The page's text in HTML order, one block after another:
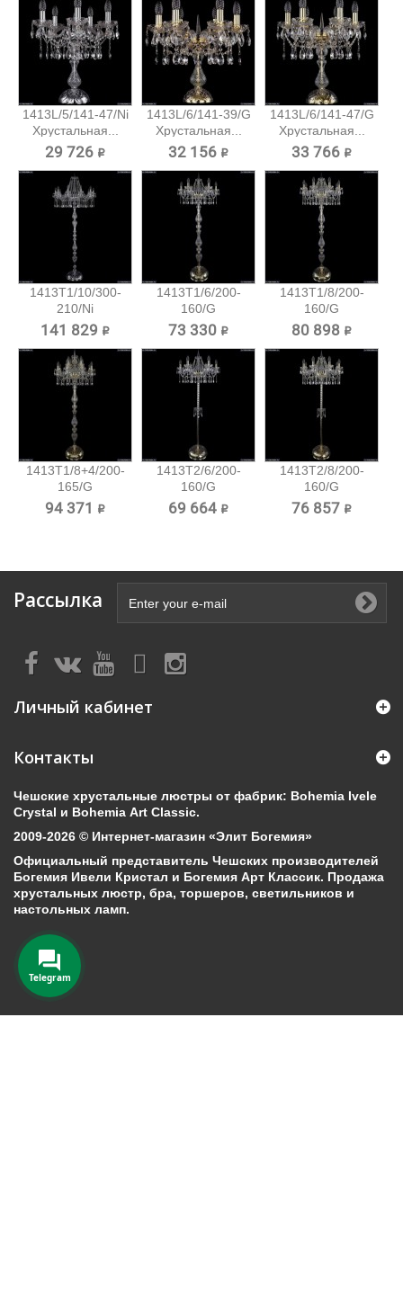
1413L/5/141-47/Ni
Хрустальная...
29 726 ₽
1413L/6/141-39/G
Хрустальная...
32 156 ₽
1413L/6/141-47/G
Хрустальная...
33 766 ₽
1413T1/10/300-
210/Ni
Хрустальный...
141 829 ₽
1413T1/6/200-
160/G
Хрустальный
73 330 ₽
1413T1/8/200-
160/G
Хрустальный
80 898 ₽
1413T1/8+4/200-
165/G
Хрустальный...
94 371 ₽
1413T2/6/200-
160/G
Хрустальный
69 664 ₽
1413T2/8/200-
160/G
Хрустальный
76 857 ₽
Рассылка
Личный кабинет
Контакты
Чешские хрустальные люстры от фабрик: Bohemia Ivele
Crystal и Bohemia Art Classic.
2009-2026 © Интернет-магазин «Элит Богемия»
Официальный представитель Чешских производителей
Богемия Ивели Кристал и Богемия Арт Классик. Продажа
хрустальных люстр, бра, торшеров, светильников и
настольных ламп.
Telegram